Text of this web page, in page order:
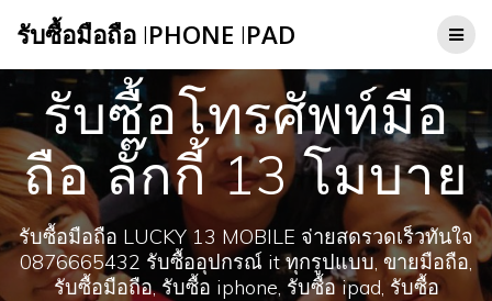
to
รับซื้อมือถือ IPHONE IPAD
รับซื้อโทรศัพท์มือ
ถือ ​ลั๊กกี้ 13 โมบาย
รับซื้อมือถือ LUCKY 13 MOBILE จ่ายสดรวดเร็วทันใจ
0876665432 รับซื้ออุปกรณ์ it ทุกรูปแบบ, ขายมือถือ,
รับซื้อมือถือ, รับซื้อ iphone, รับซื้อ ipad, รับซื้อ